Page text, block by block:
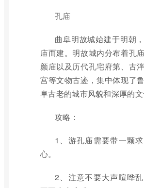
孔庙
曲阜明故城始建于明朝
庙而建。明故城内分布着孔庙
颜庙以及历代孔宅府第、古
宫等文物古迹，集中体现了
阜古老的城市风貌和深厚的文
攻略：
1、游孔庙需要带一颗
心。
2、注意不要大声喧哗乱